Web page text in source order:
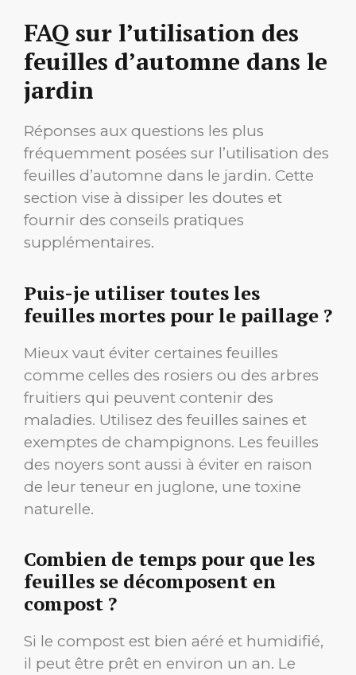
FAQ sur l’utilisation des
feuilles d’automne dans le
jardin
Réponses aux questions les plus
fréquemment posées sur l’utilisation des
feuilles d’automne dans le jardin. Cette
section vise à dissiper les doutes et
fournir des conseils pratiques
supplémentaires.
Puis-je utiliser toutes les
feuilles mortes pour le paillage ?
Mieux vaut éviter certaines feuilles
comme celles des rosiers ou des arbres
fruitiers qui peuvent contenir des
maladies. Utilisez des feuilles saines et
exemptes de champignons. Les feuilles
des noyers sont aussi à éviter en raison
de leur teneur en juglone, une toxine
naturelle.
Combien de temps pour que les
feuilles se décomposent en
compost ?
Si le compost est bien aéré et humidifié,
il peut être prêt en environ un an. Le